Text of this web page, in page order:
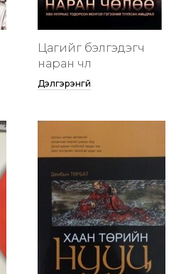
Цагийг бэлгэдэгч
наран чөлөө
Дэлгэрэнгүй